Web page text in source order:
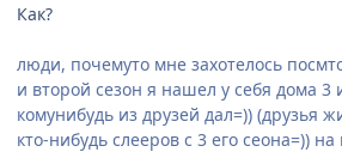
Как?
люди, почемуто мне захотелось
и второй сезон я нашел у себя дома 3
комунибудь из друзей дал=)) (друзья
кто-нибудь слееров с 3 его сеона=))